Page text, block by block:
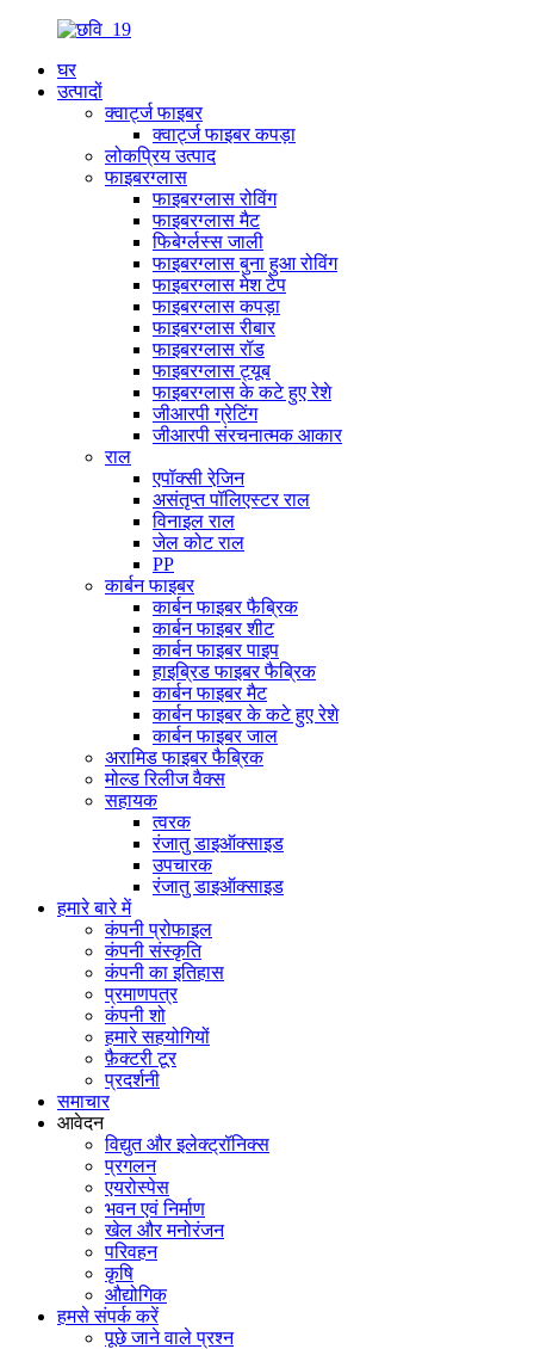
घर
उत्पादों
क्वार्ट्ज फाइबर
क्वार्ट्ज फाइबर कपड़ा
लोकप्रिय उत्पाद
फाइबरग्लास
फाइबरग्लास रोविंग
फाइबरग्लास मैट
फिबेर्ग्लस्स जाली
फाइबरग्लास बुना हुआ रोविंग
फाइबरग्लास मेश टेप
फाइबरग्लास कपड़ा
फाइबरग्लास रीबार
फाइबरग्लास रॉड
फाइबरग्लास ट्यूब
फाइबरग्लास के कटे हुए रेशे
जीआरपी ग्रेटिंग
जीआरपी संरचनात्मक आकार
राल
एपॉक्सी रेजि़न
असंतृप्त पॉलिएस्टर राल
विनाइल राल
जेल कोट राल
PP
कार्बन फाइबर
कार्बन फाइबर फैब्रिक
कार्बन फाइबर शीट
कार्बन फाइबर पाइप
हाइब्रिड फाइबर फैब्रिक
कार्बन फाइबर मैट
कार्बन फाइबर के कटे हुए रेशे
कार्बन फाइबर जाल
अरामिड फाइबर फैब्रिक
मोल्ड रिलीज वैक्स
सहायक
त्वरक
रंजातु डाइऑक्साइड
उपचारक
रंजातु डाइऑक्साइड
हमारे बारे में
कंपनी प्रोफाइल
कंपनी संस्कृति
कंपनी का इतिहास
प्रमाणपत्र
कंपनी शो
हमारे सहयोगियों
फ़ैक्टरी टूर
प्रदर्शनी
समाचार
आवेदन
विद्युत और इलेक्ट्रॉनिक्स
प्रगलन
एयरोस्पेस
भवन एवं निर्माण
खेल और मनोरंजन
परिवहन
कृषि
औद्योगिक
हमसे संपर्क करें
पूछे जाने वाले प्रश्न